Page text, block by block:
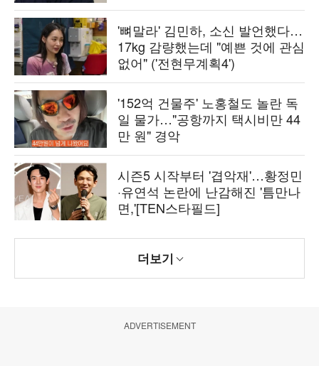
'뼈말라' 김민하, 소신 발언했다…
17kg 감량했는데 "예쁜 것에 관심
없어" ('전현무계획4')
'152억 건물주' 노홍철도 놀란 독
일 물가…"공항까지 택시비만 44
만 원" 경악
시즌5 시작부터 '겹악재'…황정민
·유연석 논란에 난감해진 '틈만나
면,'[TEN스타필드]
더보기
ADVERTISEMENT